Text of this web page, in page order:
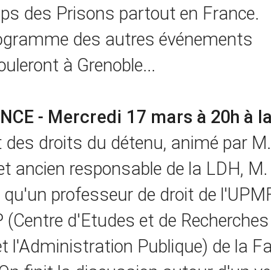
des Prisons partout en France.
des autres événements
à Grenoble...
- Mercredi 17 mars à 20h à
des droits du détenu, animé par
ancien responsable de la LDH,
qu'un professeur de droit de
(Centre d'Etudes et de
l'Administration Publique) de la